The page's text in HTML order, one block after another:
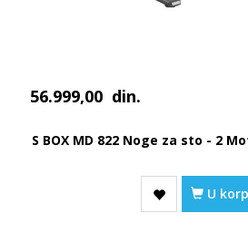
56.999,00 din.
S BOX MD 822 Noge za sto - 2
U